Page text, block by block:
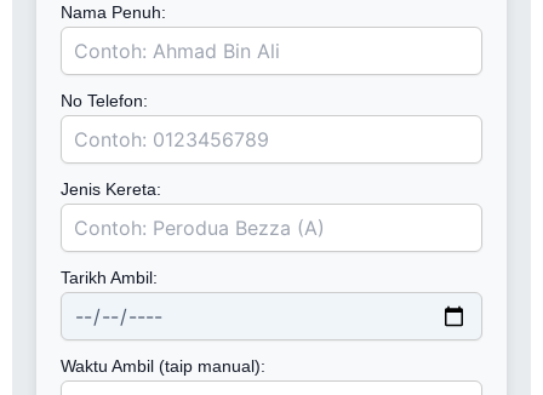
Nama Penuh:
No Telefon:
Jenis Kereta:
Tarikh Ambil:
Waktu Ambil (taip manual):